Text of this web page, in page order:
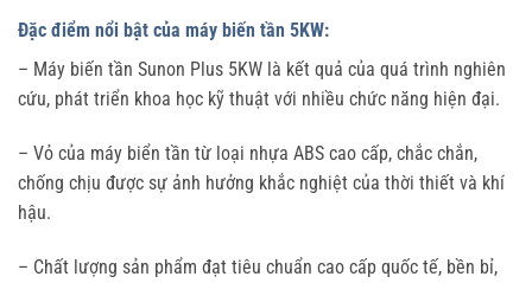
Đặc điểm nổi bật của máy biến tần 5KW:
– Máy biến tần Sunon Plus 5KW là kết quả của quá trình nghiên
cứu, phát triển khoa học kỹ thuật với nhiều chức năng hiện đại.
– Vỏ của máy biển tần từ loại nhựa ABS cao cấp, chắc chắn,
chống chịu được sự ảnh hưởng khắc nghiệt của thời thiết và khí
hậu.
– Chất lượng sản phẩm đạt tiêu chuẩn cao cấp quốc tế, bền bỉ,